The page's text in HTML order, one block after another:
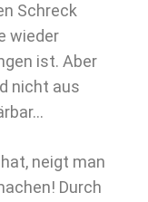
Schreck
wieder
ist. Aber
nicht aus
hat, neigt man
Durch